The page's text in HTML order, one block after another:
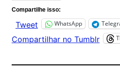
Compartilhe isso:
Tweet WhatsApp
Compartilhar no Tumblr